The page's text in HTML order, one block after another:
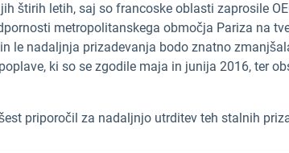
štirih letih, saj so francoske oblasti zaprosile
metropolitanskega območja Pariza na
le nadaljnja prizadevanja bodo znatno
ki so se zgodile maja in junija 2016, ter
priporočil za nadaljnjo utrditev teh stalnih